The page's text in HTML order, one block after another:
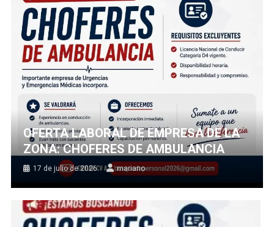
OFERTA LABORAL DE EMPRESA DE LA
ZONA: CHOFERES DE AMBULANCIA
17 de julio de 2026 mariano